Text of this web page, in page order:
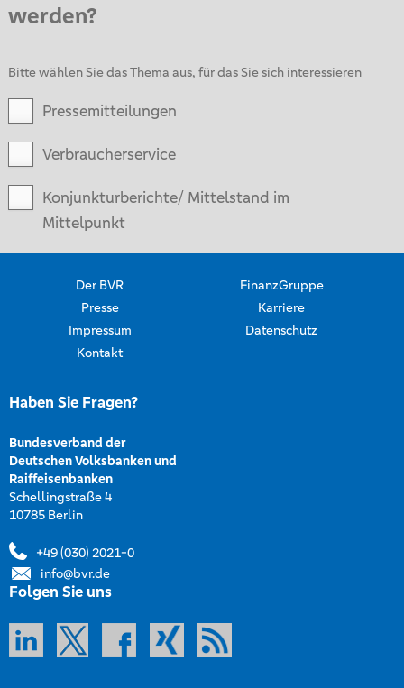
werden?
Bitte wählen Sie das Thema aus, für das Sie sich interessieren
Pressemitteilungen
Verbraucherservice
Konjunkturberichte/ Mittelstand im
Mittelpunkt
Der BVR
FinanzGruppe
Presse
Karriere
Impressum
Datenschutz
Kontakt
Haben Sie Fragen?
Bundesverband der
Deutschen Volksbanken und
Raiffeisenbanken
Schellingstraße 4
10785 Berlin
+49 (030) 2021-0
info@bvr.de
Folgen Sie uns